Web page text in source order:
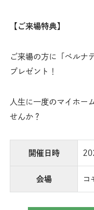
【ご来場特典】
ご来場の方に「ベルナ
プレゼント！
人生に一度のマイホー
せんか？
開催日時
会場 コ